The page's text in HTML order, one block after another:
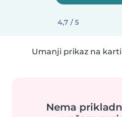
4,7 / 5
Umanji prikaz na
Nema